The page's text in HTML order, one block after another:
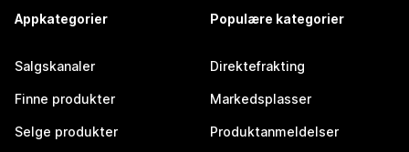
Appkategorier
Salgskanaler
Finne produkter
Selge produkter
Populære kategorier
Direktefrakting
Markedsplasser
Produktanmeldelser